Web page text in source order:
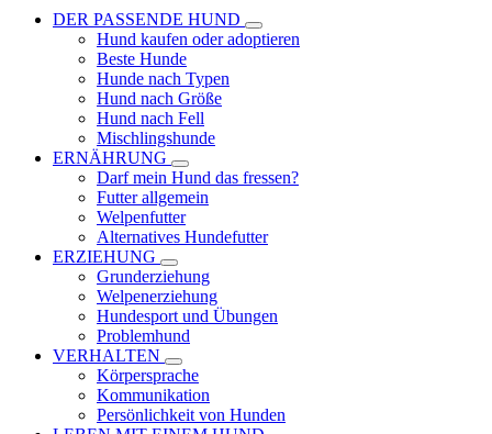
DER PASSENDE HUND
Hund kaufen oder adoptieren
Beste Hunde
Hunde nach Typen
Hund nach Größe
Hund nach Fell
Mischlingshunde
ERNÄHRUNG
Darf mein Hund das fressen?
Futter allgemein
Welpenfutter
Alternatives Hundefutter
ERZIEHUNG
Grunderziehung
Welpenerziehung
Hundesport und Übungen
Problemhund
VERHALTEN
Körpersprache
Kommunikation
Persönlichkeit von Hunden